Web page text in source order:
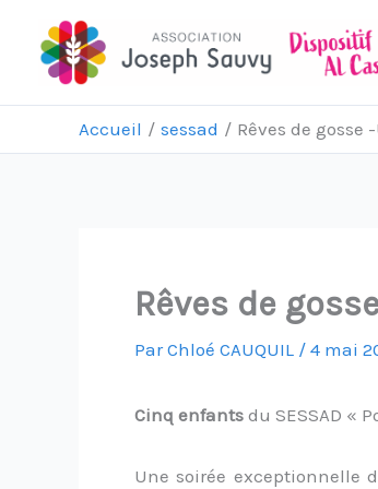
contenu
Accueil sessad Rêves de gosse
Rêves de
ParChloé CAUQUIL / 4 mai
Cinq enfants du SESSAD «
Une soirée exceptionnelle